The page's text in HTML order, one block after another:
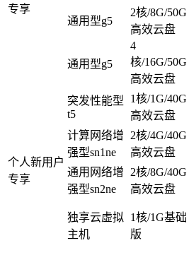
专享
通用型g5
2核/8G/50G
高效云盘
通用型g5
4
核/16G/50G
高效云盘
个人新用户
专享
突发性能型
t5
1核/1G/40G
高效云盘
计算网络增
强型sn1ne
2核/4G/40G
高效云盘
通用网络增
强型sn2ne
2核/8G/40G
高效云盘
独享云虚拟
主机
1核/1G基础
版